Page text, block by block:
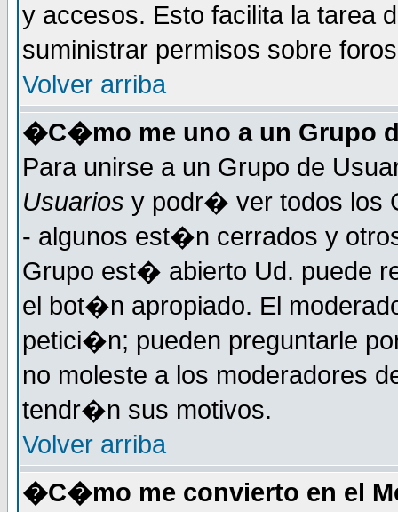
y accesos. Esto facilita la tarea
suministrar permisos sobre
Volver arriba
�C�mo me uno a un Grupo
Para unirse a un Grupo de
Usuarios y podr� ver todos los
- algunos est�n cerrados y
Grupo est� abierto Ud. puede
el bot�n apropiado. El
petici�n; pueden preguntarle
no moleste a los moderadores
tendr�n sus motivos.
Volver arriba
�C�mo me convierto en el